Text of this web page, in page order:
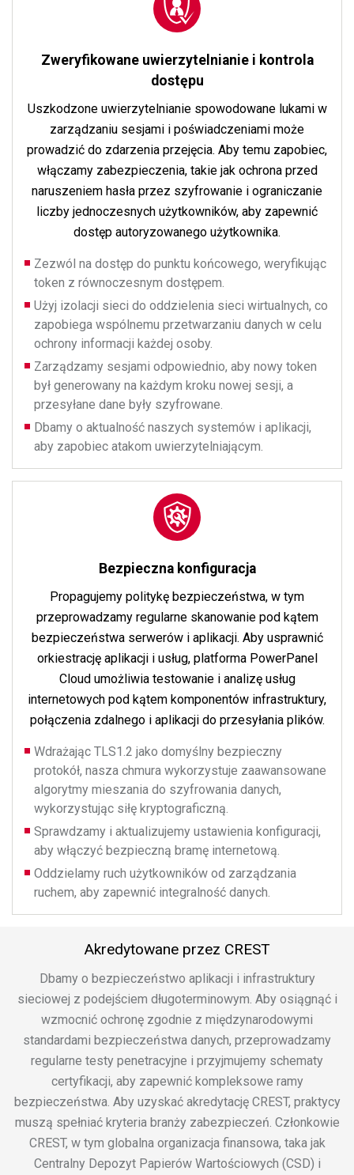
Zweryfikowane uwierzytelnianie i kontrola
dostępu
Uszkodzone uwierzytelnianie spowodowane lukami w
zarządzaniu sesjami i poświadczeniami może
prowadzić do zdarzenia przejęcia. Aby temu zapobiec,
włączamy zabezpieczenia, takie jak ochrona przed
naruszeniem hasła przez szyfrowanie i ograniczanie
liczby jednoczesnych użytkowników, aby zapewnić
dostęp autoryzowanego użytkownika.
Zezwól na dostęp do punktu końcowego, weryfikując
token z równoczesnym dostępem.
Użyj izolacji sieci do oddzielenia sieci wirtualnych, co
zapobiega wspólnemu przetwarzaniu danych w celu
ochrony informacji każdej osoby.
Zarządzamy sesjami odpowiednio, aby nowy token
był generowany na każdym kroku nowej sesji, a
przesyłane dane były szyfrowane.
Dbamy o aktualność naszych systemów i aplikacji,
aby zapobiec atakom uwierzytelniającym.
Bezpieczna konfiguracja
Propagujemy politykę bezpieczeństwa, w tym
przeprowadzamy regularne skanowanie pod kątem
bezpieczeństwa serwerów i aplikacji. Aby usprawnić
orkiestrację aplikacji i usług, platforma PowerPanel
Cloud umożliwia testowanie i analizę usług
internetowych pod kątem komponentów infrastruktury,
połączenia zdalnego i aplikacji do przesyłania plików.
Wdrażając TLS1.2 jako domyślny bezpieczny
protokół, nasza chmura wykorzystuje zaawansowane
algorytmy mieszania do szyfrowania danych,
wykorzystując siłę kryptograficzną.
Sprawdzamy i aktualizujemy ustawienia konfiguracji,
aby włączyć bezpieczną bramę internetową.
Oddzielamy ruch użytkowników od zarządzania
ruchem, aby zapewnić integralność danych.
Akredytowane przez CREST
Dbamy o bezpieczeństwo aplikacji i infrastruktury
sieciowej z podejściem długoterminowym. Aby osiągnąć i
wzmocnić ochronę zgodnie z międzynarodowymi
standardami bezpieczeństwa danych, przeprowadzamy
regularne testy penetracyjne i przyjmujemy schematy
certyfikacji, aby zapewnić kompleksowe ramy
bezpieczeństwa. Aby uzyskać akredytację CREST, praktycy
muszą spełniać kryteria branży zabezpieczeń. Członkowie
CREST, w tym globalna organizacja finansowa, taka jak
Centralny Depozyt Papierów Wartościowych (CSD) i